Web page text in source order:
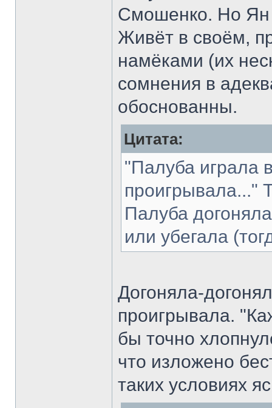
Смошенко. Но Ян
Живёт в своём,
намёками (их
сомнения в
обоснованны.
Цитата:
"Палуба играла
проигрывала..."
Палуба
или убегала
Догоняла-
проигрывала.
бы точно
что изложено
таких условиях